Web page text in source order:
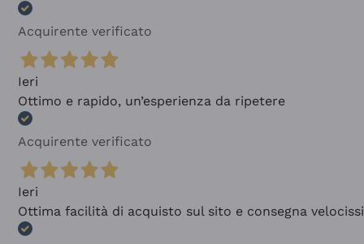
Acquirente verificato
Ieri
Ottimo e rapido, un’esperienza da ripetere
Acquirente verificato
Ieri
Ottima facilità di acquisto sul sito e consegna